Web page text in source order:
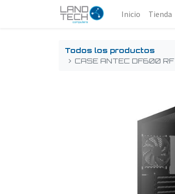
Inicio Tienda
Todos los productos
CASE ANTEC DF600 RF